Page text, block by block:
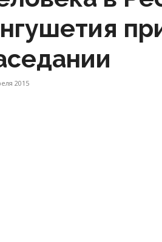
2015